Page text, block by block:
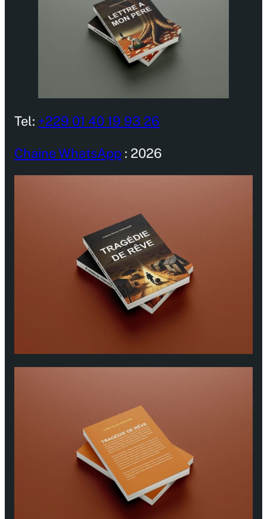
Tel: +229 01 40 19 93 26
Chaine WhatsApp : 2026